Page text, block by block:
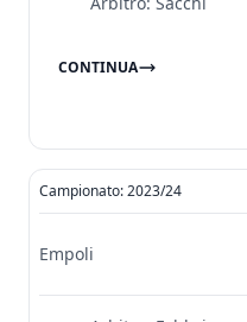
CONTINUA
Campionato: 2023/24
Empoli